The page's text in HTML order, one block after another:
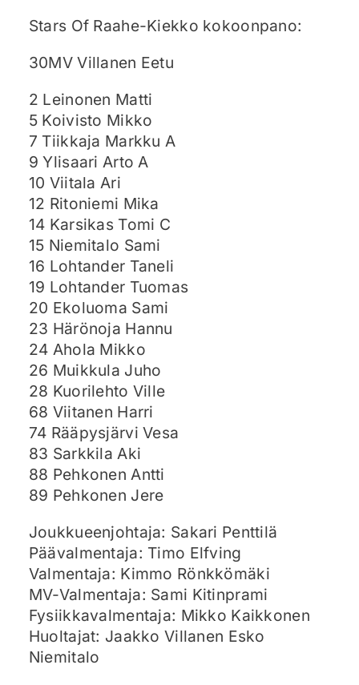
Stars Of Raahe-Kiekko kokoonpano:
30MV Villanen Eetu
2 Leinonen Matti
5 Koivisto Mikko
7 Tiikkaja Markku A
9 Ylisaari Arto A
10 Viitala Ari
12 Ritoniemi Mika
14 Karsikas Tomi C
15 Niemitalo Sami
16 Lohtander Taneli
19 Lohtander Tuomas
20 Ekoluoma Sami
23 Härönoja Hannu
24 Ahola Mikko
26 Muikkula Juho
28 Kuorilehto Ville
68 Viitanen Harri
74 Rääpysjärvi Vesa
83 Sarkkila Aki
88 Pehkonen Antti
89 Pehkonen Jere
Joukkueenjohtaja: Sakari Penttilä
Päävalmentaja: Timo Elfving
Valmentaja: Kimmo Rönkkömäki
MV-Valmentaja: Sami Kitinprami
Fysiikkavalmentaja: Mikko Kaikkonen
Huoltajat: Jaakko Villanen Esko
Niemitalo